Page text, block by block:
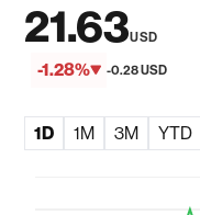
21.63USD
-1.28% -0.28 USD
1D 1M 3M YTD